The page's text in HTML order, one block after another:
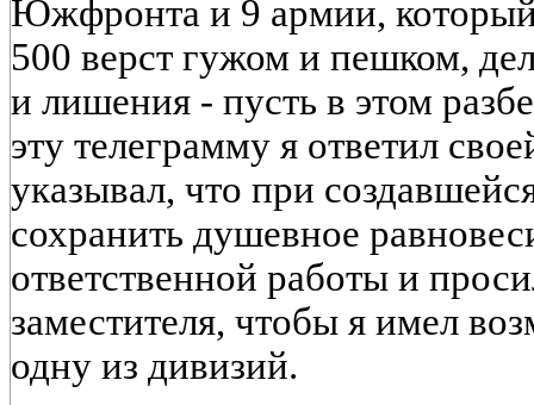
Южфронта и 9 армии,
500 верст гужом и пешком,
и лишения - пусть в этом
эту телеграмму я ответил
указывал, что при
сохранить душевное
ответственной работы и
заместителя, чтобы я имел
одну из дивизий.